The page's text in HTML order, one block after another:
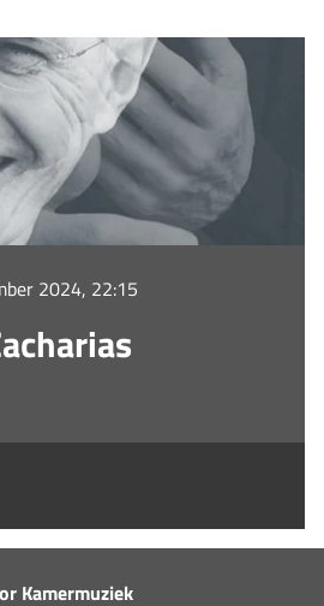
2024, 22:15
Kamermuziek